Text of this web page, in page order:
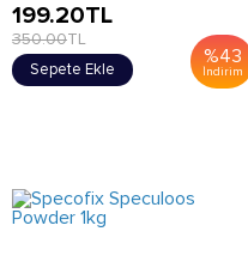
%43
İndirim
199.20TL
350.00TL
Sepete Ekle